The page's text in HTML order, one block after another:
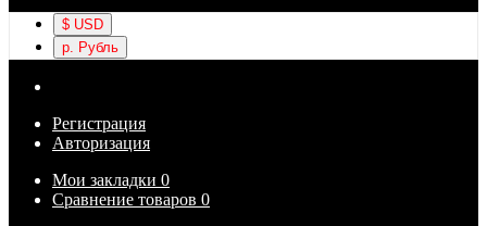
$ USD
р. Рубль
Регистрация
Авторизация
Мои закладки 0
Сравнение товаров 0